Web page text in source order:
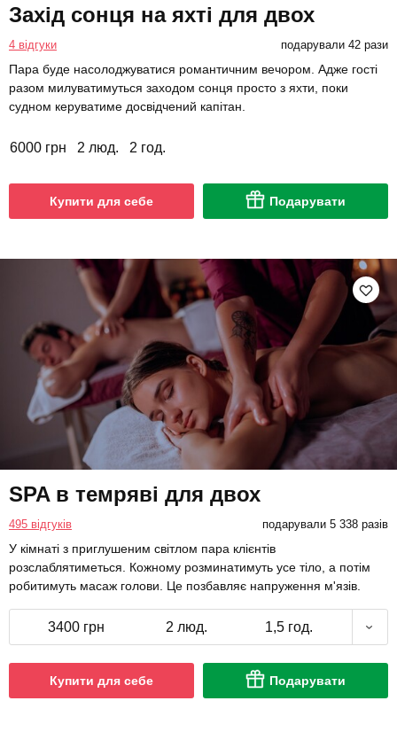
Захід сонця на яхті для двох
4 відгуки подарували 42 рази
Пара буде насолоджуватися романтичним вечором. Адже гості
разом милуватимуться заходом сонця просто з яхти, поки
судном керуватиме досвідчений капітан.
6000 грн 2 люд. 2 год.
Купити для себе Подарувати
SPA в темряві для двох
495 відгуків подарували 5 338 разів
У кімнаті з приглушеним світлом пара клієнтів
розслаблятиметься. Кожному розминатимуть усе тіло, а потім
робитимуть масаж голови. Це позбавляє напруження м'язів.
3400 грн 2 люд. 1,5 год.
Купити для себе Подарувати